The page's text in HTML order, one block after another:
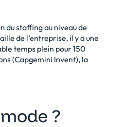
du staffing au niveau de
de l’entreprise, il y a une
temps plein pour 150
(Capgemini Invent), la
?